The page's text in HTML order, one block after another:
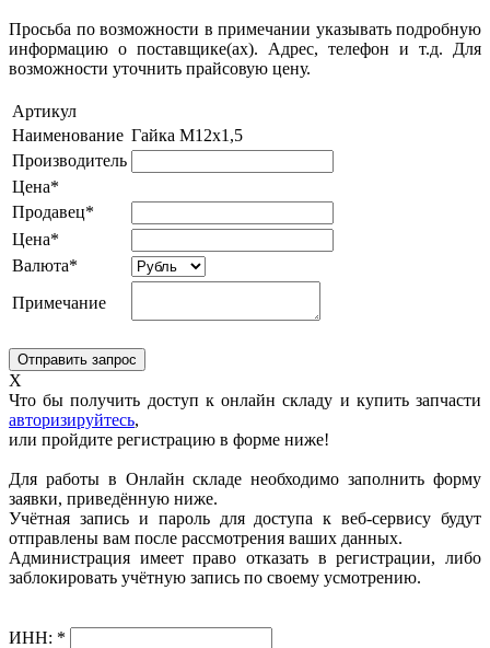
Просьба по возможности в примечании указывать подробную
информацию о поставщике(ах). Адрес, телефон и т.д. Для
возможности уточнить прайсовую цену.
Артикул
Наименование Гайка М12х1,5
Производитель
Цена*
Продавец*
Цена*
Валюта*
Примечание
X
Что бы получить доступ к онлайн складу и купить запчасти
авторизируйтесь,
или пройдите регистрацию в форме ниже!
Для работы в Онлайн складе необходимо заполнить форму
заявки, приведённую ниже.
Учётная запись и пароль для доступа к веб-сервису будут
отправлены вам после рассмотрения ваших данных.
Администрация имеет право отказать в регистрации, либо
заблокировать учётную запись по своему усмотрению.
ИНН: *